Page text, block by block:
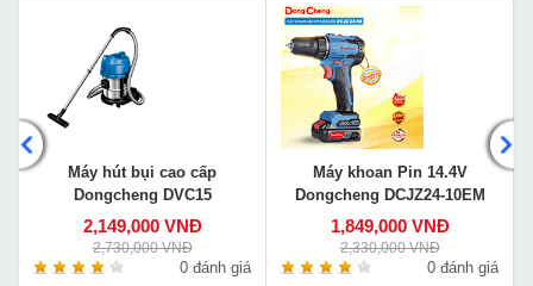
Máy hút bụi cao cấp
Dongcheng DVC15
2,149,000 VNĐ
2,730,000 VNĐ
0 đánh giá
Máy khoan Pin 14.4V
Dongcheng DCJZ24-10EM
1,849,000 VNĐ
2,330,000 VNĐ
0 đánh giá